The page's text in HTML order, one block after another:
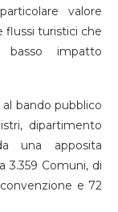
valore
flussi turistici che
impatto
bando pubblico
dipartimento
una apposita
3.359 Comuni, di
e 72